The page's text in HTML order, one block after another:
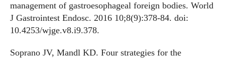
management of gastroesophageal foreign bodies. World
J Gastrointest Endosc. 2016 10;8(9):378-84. doi:
10.4253/wjge.v8.i9.378.
Soprano JV, Mandl KD. Four strategies for the